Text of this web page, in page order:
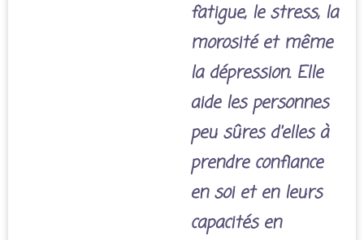
fatigue, le stress, la
morosité et même
la dépression. Elle
aide les personnes
peu sûres d'elles à
prendre confiance
en soi et en leurs
capacités en